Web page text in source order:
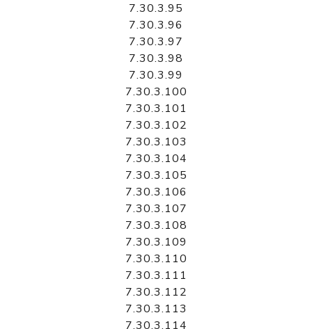
7.30.3.95
7.30.3.96
7.30.3.97
7.30.3.98
7.30.3.99
7.30.3.100
7.30.3.101
7.30.3.102
7.30.3.103
7.30.3.104
7.30.3.105
7.30.3.106
7.30.3.107
7.30.3.108
7.30.3.109
7.30.3.110
7.30.3.111
7.30.3.112
7.30.3.113
7.30.3.114